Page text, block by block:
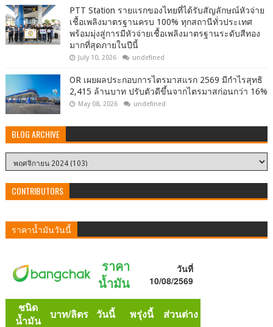
PTT Station รายแรกของไทยที่ได้รับสัญลักษณ์หัวจ่าย
เชื้อเพลิงมาตรฐานครบ 100% ทุกสถานีทั่วประเทศ
พร้อมมุ่งสู่การมีหัวจ่ายเชื้อเพลิงมาตรฐานระดับสีทอง
มากที่สุดภายในปีนี้
July 10, 2026 undefined
OR เผยผลประกอบการไตรมาสแรก 2569 มีกำไรสุทธิ
2,415 ล้านบาท ปรับตัวดีขึ้นจากไตรมาสก่อนกว่า 16%
May 08, 2026 undefined
BLOG ARCHIVE
CONTRIBUTORS
ราคาน้ำมันวันนี้